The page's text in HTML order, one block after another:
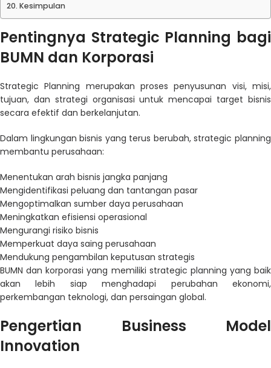
Kesimpulan
Pentingnya Strategic Planning bagi
BUMN dan Korporasi
Strategic Planning merupakan proses penyusunan visi, misi,
tujuan, dan strategi organisasi untuk mencapai target bisnis
secara efektif dan berkelanjutan.
Dalam lingkungan bisnis yang terus berubah, strategic planning
membantu perusahaan:
Menentukan arah bisnis jangka panjang
Mengidentifikasi peluang dan tantangan pasar
Mengoptimalkan sumber daya perusahaan
Meningkatkan efisiensi operasional
Mengurangi risiko bisnis
Memperkuat daya saing perusahaan
Mendukung pengambilan keputusan strategis
BUMN dan korporasi yang memiliki strategic planning yang baik
akan lebih siap menghadapi perubahan ekonomi,
perkembangan teknologi, dan persaingan global.
Pengertian Business Model
Innovation